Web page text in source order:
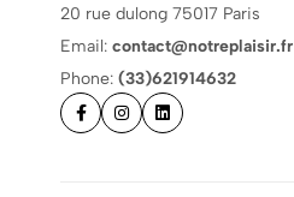
20 rue dulong 75017 Paris
Email: contact@notreplaisir.fr
Phone: (33)621914632